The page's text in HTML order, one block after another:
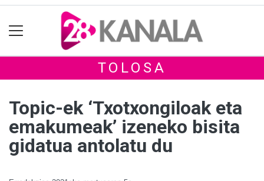
TOLOSA
Topic-ek ‘Txotxongiloak eta
emakumeak’ izeneko bisita
gidatua antolatu du